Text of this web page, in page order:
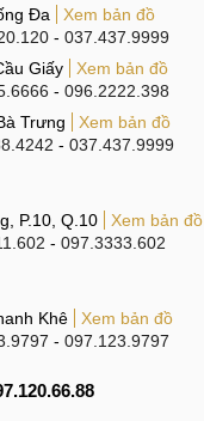
Đa
Xem bản đồ
- 037.437.9999
Giấy
Xem bản đồ
- 096.2222.398
Trưng
Xem bản đồ
- 037.437.9999
P.10, Q.10
Xem bản đồ
- 097.3333.602
Khê
Xem bản đồ
- 097.123.9797